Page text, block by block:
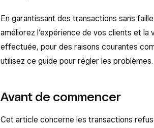
En garantissant des transactions sans
améliorez l’expérience de vos clients et
effectuée, pour des raisons courantes
utilisez ce guide pour régler les problèmes.
Avant de commencer
Cet article concerne les transactions